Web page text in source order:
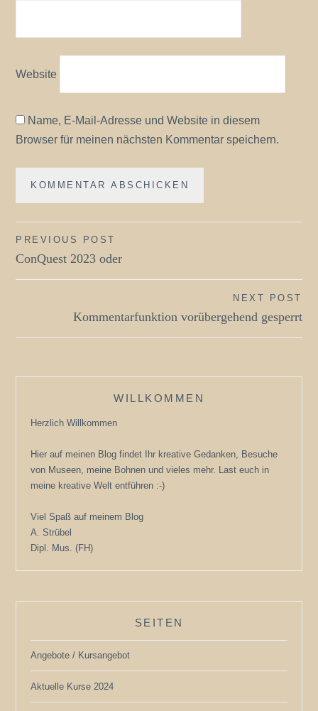
Website
Name, E-Mail-Adresse und Website in diesem
Browser für meinen nächsten Kommentar speichern.
Beitragsnavigation
PREVIOUS POST
ConQuest 2023 oder
NEXT POST
Kommentarfunktion vorübergehend gesperrt
WILLKOMMEN
Herzlich Willkommen
Hier auf meinen Blog findet Ihr kreative Gedanken, Besuche
von Museen, meine Bohnen und vieles mehr. Last euch in
meine kreative Welt entführen :-)
Viel Spaß auf meinem Blog
A. Strübel
Dipl. Mus. (FH)
SEITEN
Angebote / Kursangebot
Aktuelle Kurse 2024